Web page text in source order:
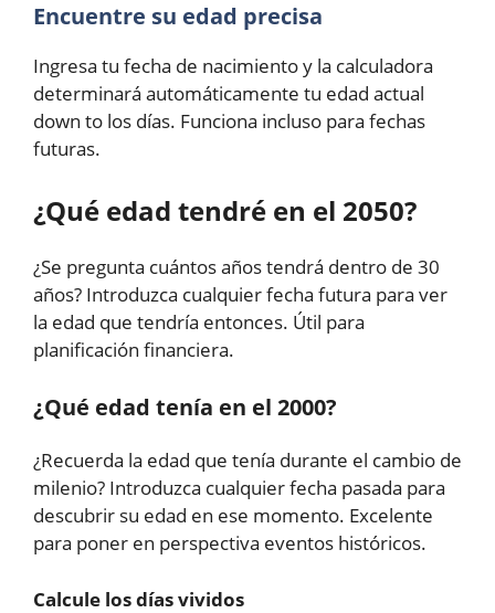
Encuentre su edad precisa
Ingresa tu fecha de nacimiento y la calculadora
determinará automáticamente tu edad actual
down to los días. Funciona incluso para fechas
futuras.
¿Qué edad tendré en el 2050?
¿Se pregunta cuántos años tendrá dentro de 30
años? Introduzca cualquier fecha futura para ver
la edad que tendría entonces. Útil para
planificación financiera.
¿Qué edad tenía en el 2000?
¿Recuerda la edad que tenía durante el cambio de
milenio? Introduzca cualquier fecha pasada para
descubrir su edad en ese momento. Excelente
para poner en perspectiva eventos históricos.
Calcule los días vividos